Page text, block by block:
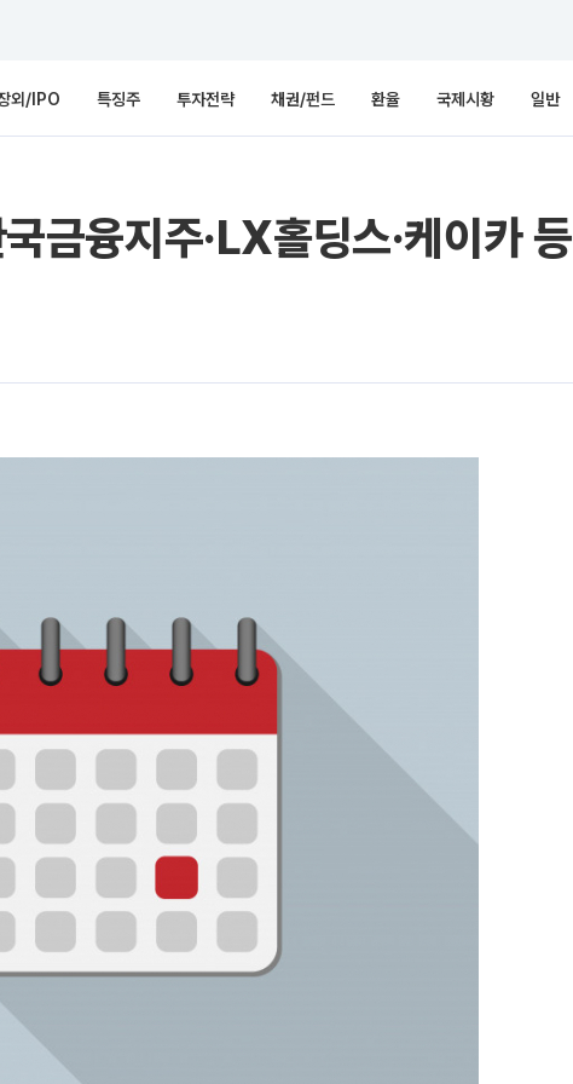
외/IPO 특징주 투자전략 채권/펀드 환율 국제시황 일반
금융지주·LX홀딩스·케이카 등